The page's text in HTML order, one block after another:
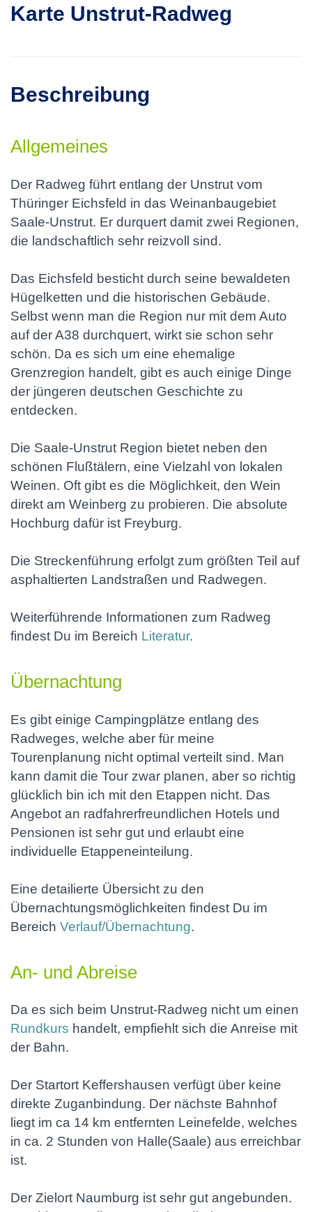
Karte Unstrut-Radweg
Beschreibung
Allgemeines
Der Radweg führt entlang der Unstrut vom
Thüringer Eichsfeld in das Weinanbaugebiet
Saale-Unstrut. Er durquert damit zwei Regionen,
die landschaftlich sehr reizvoll sind.
Das Eichsfeld besticht durch seine bewaldeten
Hügelketten und die historischen Gebäude.
Selbst wenn man die Region nur mit dem Auto
auf der A38 durchquert, wirkt sie schon sehr
schön. Da es sich um eine ehemalige
Grenzregion handelt, gibt es auch einige Dinge
der jüngeren deutschen Geschichte zu
entdecken.
Die Saale-Unstrut Region bietet neben den
schönen Flußtälern, eine Vielzahl von lokalen
Weinen. Oft gibt es die Möglichkeit, den Wein
direkt am Weinberg zu probieren. Die absolute
Hochburg dafür ist Freyburg.
Die Streckenführung erfolgt zum größten Teil auf
asphaltierten Landstraßen und Radwegen.
Weiterführende Informationen zum Radweg
findest Du im Bereich Literatur.
Übernachtung
Es gibt einige Campingplätze entlang des
Radweges, welche aber für meine
Tourenplanung nicht optimal verteilt sind. Man
kann damit die Tour zwar planen, aber so richtig
glücklich bin ich mit den Etappen nicht. Das
Angebot an radfahrerfreundlichen Hotels und
Pensionen ist sehr gut und erlaubt eine
individuelle Etappeneinteilung.
Eine detailierte Übersicht zu den
Übernachtungsmöglichkeiten findest Du im
Bereich Verlauf/Übernachtung.
An- und Abreise
Da es sich beim Unstrut-Radweg nicht um einen
Rundkurs handelt, empfiehlt sich die Anreise mit
der Bahn.
Der Startort Keffershausen verfügt über keine
direkte Zuganbindung. Der nächste Bahnhof
liegt im ca 14 km entfernten Leinefelde, welches
in ca. 2 Stunden von Halle(Saale) aus erreichbar
ist.
Der Zielort Naumburg ist sehr gut angebunden.